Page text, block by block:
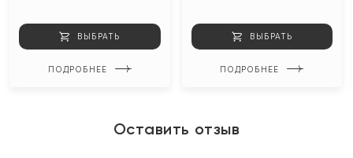
ВЫБРАТЬ
ПОДРОБНЕЕ
ВЫБРАТЬ
ПОДРОБНЕЕ
Оставить отзыв